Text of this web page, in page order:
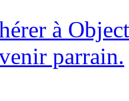
à
parrain.